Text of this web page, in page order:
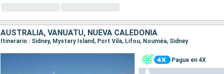
AUSTRALIA, VANUATU, NUEVA CALEDONIA
Itinerario : Sidney, Mystery Island, Port Vila, Lifou, Nouméa, Sidney
Pague en 4X